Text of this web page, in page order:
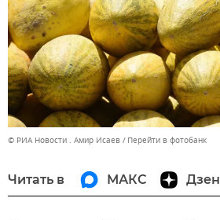
© РИА Новости . Амир Исаев Перейти в фотобанк
Читать в МАКС Дзен